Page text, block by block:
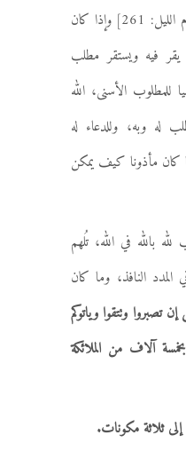
[أخرجه المروزي في مختصر قيام الليل: 261] وإذا كان
فيه ويستقر مطلب
للمطلوب الأسنى، الله
له وبه، وللدعاء له
كان مأذونا كيف يمكن
بالله في الله، تُلهم
المدد النافذ، وما كان
إن تصبروا وتتقوا وياتوكم
آلاف من الملائكة
إلى ثلاثة مكونات.